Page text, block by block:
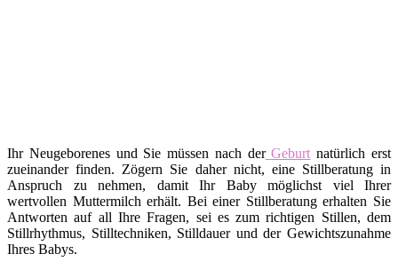
Ihr Neugeborenes und Sie müssen nach derGeburt natürlich erst
zueinander finden. Zögern Sie daher nicht, eine Stillberatung in
Anspruch zu nehmen, damit Ihr Baby möglichst viel Ihrer
wertvollen Muttermilch erhält. Bei einer Stillberatung erhalten Sie
Antworten auf all Ihre Fragen, sei es zum richtigen Stillen, dem
Stillrhythmus, Stilltechniken, Stilldauer und der Gewichtszunahme
Ihres Babys.